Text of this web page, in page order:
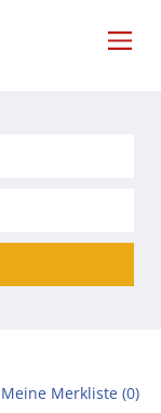
Meine Merkliste (0)